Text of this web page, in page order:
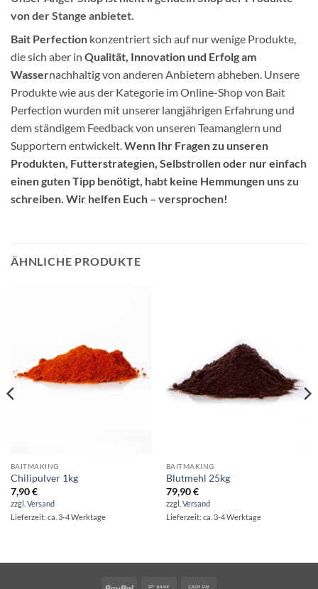
von der Stange anbietet.
Bait Perfection konzentriert sich auf nur wenige Produkte,
die sich aber in Qualität, Innovation und Erfolg am
Wassernachhaltig von anderen Anbietern abheben. Unsere
Produkte wie aus der Kategorie im Online-Shop von Bait
Perfection wurden mit unserer langjährigen Erfahrung und
dem ständigem Feedback von unseren Teamanglern und
Supportern entwickelt. Wenn Ihr Fragen zu unseren
Produkten, Futterstrategien, Selbstrollen oder nur einfach
einen guten Tipp benötigt, habt keine Hemmungen uns zu
schreiben. Wir helfen Euch – versprochen!
ÄHNLICHE PRODUKTE
BAITMAKING
Chilipulver 1kg
7,90€
zzgl. Versand
Lieferzeit: ca. 3-4 Werktage
BAITMAKING
Blutmehl 25kg
79,90€
zzgl. Versand
Lieferzeit: ca. 3-4 Werktage